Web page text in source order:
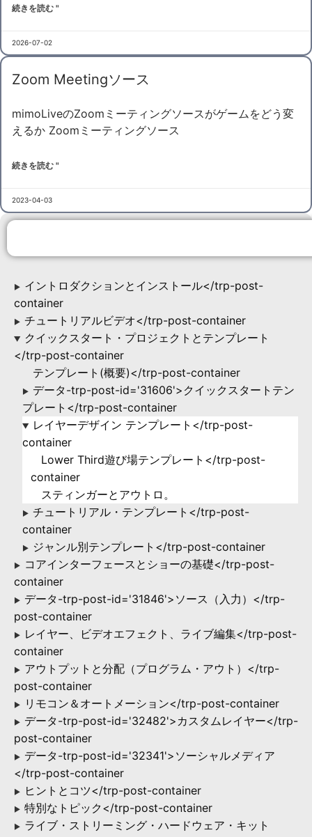
▶ イントロダクションとインストール</trp-post-
container
▶ チュートリアルビデオ</trp-post-container
▶
クイックスタート・プロジェクトとテンプレート
</trp-post-container
テンプレート(概要)</trp-post-container
▶ データ-trp-post-id='31606'>クイックスタートテン
プレート</trp-post-container
▶
レイヤーデザイン テンプレート</trp-post-
container
Lower Third遊び場テンプレート</trp-post-
container
スティンガーとアウトロ。
▶ チュートリアル・テンプレート</trp-post-
container
▶ ジャンル別テンプレート</trp-post-container
▶
コアインターフェースとショーの基礎</trp-post-
container
▶ データ-trp-post-id='31846'>ソース（入力）</trp-
post-container
▶
レイヤー、ビデオエフェクト、ライブ編集</trp-post-
container
▶ アウトプットと分配（プログラム・アウト）</trp-
post-container
▶ リモコン＆オートメーション</trp-post-container
▶ データ-trp-post-id='32482'>カスタムレイヤー</trp-
post-container
▶ データ-trp-post-id='32341'>ソーシャルメディア
</trp-post-container
▶ ヒントとコツ</trp-post-container
▶ 特別なトピック</trp-post-container
▶ ライブ・ストリーミング・ハードウェア・キット
続きを読む "
2026-07-02
Zoom Meetingソース
mimoLiveのZoomミーティングソースがゲームをどう変
えるか Zoomミーティングソース
続きを読む "
2023-04-03